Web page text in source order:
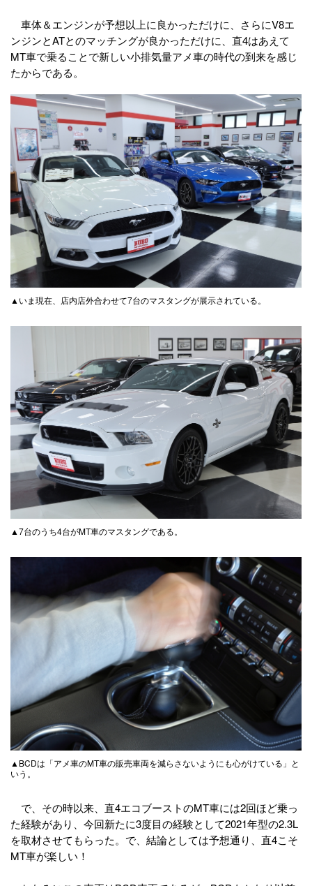
車体＆エンジンが予想以上に良かっただけに、さらにV8エ
ンジンとATとのマッチングが良かっただけに、直4はあえて
MT車で乗ることで新しい小排気量アメ車の時代の到来を感じ
たからである。
▲いま現在、店内店外合わせて7台のマスタングが展示されている。
▲7台のうち4台がMT車のマスタングである。
▲BCDは「アメ車のMT車の販売車両を減らさないようにも心がけている」と
いう。
で、その時以来、直4エコブーストのMT車には2回ほど乗っ
た経験があり、今回新たに3度目の経験として2021年型の2.3L
を取材させてもらった。で、結論としては予想通り、直4こそ
MT車が楽しい！